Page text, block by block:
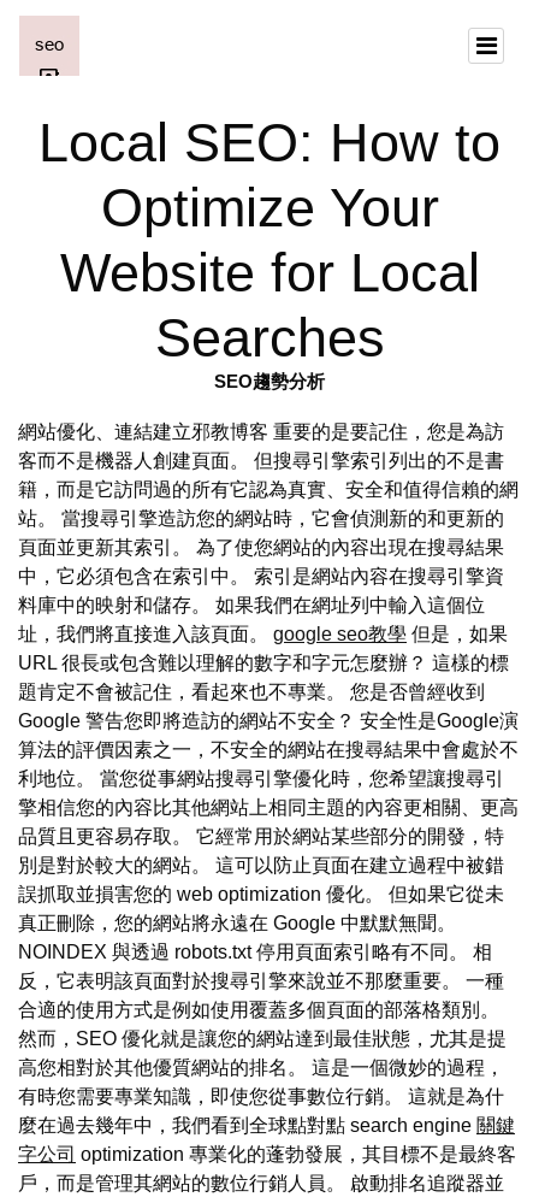
Local SEO: How to
Optimize Your
Website for Local
Searches
SEO趨勢分析
網站優化、連結建立邪教博客 重要的是要記住，您是為訪
客而不是機器人創建頁面。 但搜尋引擎索引列出的不是書
籍，而是它訪問過的所有它認為真實、安全和值得信賴的網
站。 當搜尋引擎造訪您的網站時，它會偵測新的和更新的
頁面並更新其索引。 為了使您網站的內容出現在搜尋結果
中，它必須包含在索引中。 索引是網站內容在搜尋引擎資
料庫中的映射和儲存。 如果我們在網址列中輸入這個位
址，我們將直接進入該頁面。 google seo教學 但是，如果
URL 很長或包含難以理解的數字和字元怎麼辦？ 這樣的標
題肯定不會被記住，看起來也不專業。 您是否曾經收到
Google 警告您即將造訪的網站不安全？ 安全性是Google演
算法的評價因素之一，不安全的網站在搜尋結果中會處於不
利地位。 當您從事網站搜尋引擎優化時，您希望讓搜尋引
擎相信您的內容比其他網站上相同主題的內容更相關、更高
品質且更容易存取。 它經常用於網站某些部分的開發，特
別是對於較大的網站。 這可以防止頁面在建立過程中被錯
誤抓取並損害您的 web optimization 優化。 但如果它從未
真正刪除，您的網站將永遠在 Google 中默默無聞。
NOINDEX 與透過 robots.txt 停用頁面索引略有不同。 相
反，它表明該頁面對於搜尋引擎來說並不那麼重要。 一種
合適的使用方式是例如使用覆蓋多個頁面的部落格類別。
然而，SEO 優化就是讓您的網站達到最佳狀態，尤其是提
高您相對於其他優質網站的排名。 這是一個微妙的過程，
有時您需要專業知識，即使您從事數位行銷。 這就是為什
麼在過去幾年中，我們看到全球點對點 search engine 關鍵
字公司 optimization 專業化的蓬勃發展，其目標不是最終客
戶，而是管理其網站的數位行銷人員。 啟動排名追蹤器並